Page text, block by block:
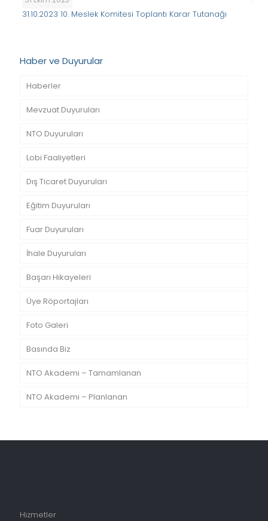
31.10.2023 10. Meslek Komitesi Toplantı Karar Tutanağı
Haber ve Duyurular
Haberler
Mevzuat Duyuruları
NTO Duyuruları
Lobi Faaliyetleri
Dış Ticaret Duyuruları
Eğitim Duyuruları
Fuar Duyuruları
İhale Duyuruları
Başarı Hikayeleri
Üye Röportajları
Foto Galeri
Basında Biz
NTO Akademi – Tamamlanan
NTO Akademi – Planlanan
Hizmetler